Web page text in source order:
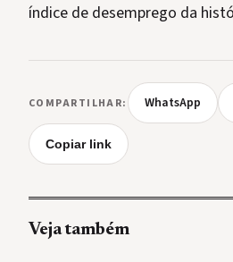
índice de desemprego da
COMPARTILHAR: WhatsApp
Copiar link
Veja também